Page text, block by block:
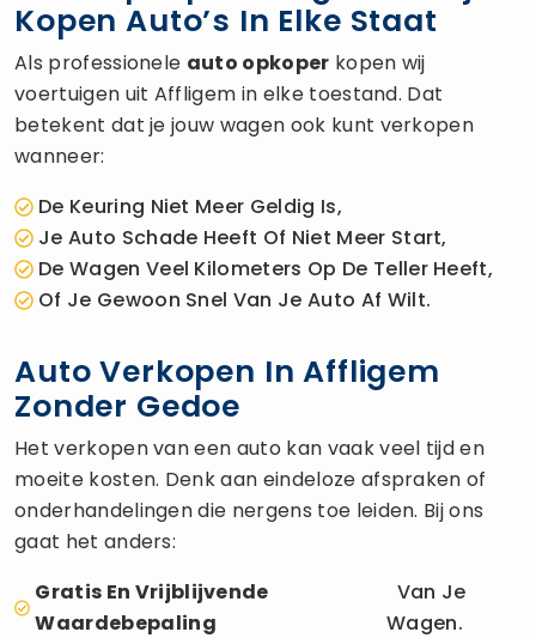
Kopen Auto’s In Elke Staat
Als professionele auto opkoper kopen wij
voertuigen uit Affligem in elke toestand. Dat
betekent dat je jouw wagen ook kunt verkopen
wanneer:
De Keuring Niet Meer Geldig Is,
Je Auto Schade Heeft Of Niet Meer Start,
De Wagen Veel Kilometers Op De Teller Heeft,
Of Je Gewoon Snel Van Je Auto Af Wilt.
Auto Verkopen In Affligem
Zonder Gedoe
Het verkopen van een auto kan vaak veel tijd en
moeite kosten. Denk aan eindeloze afspraken of
onderhandelingen die nergens toe leiden. Bij ons
gaat het anders:
Gratis En Vrijblijvende
Waardebepaling
Van Je
Wagen.